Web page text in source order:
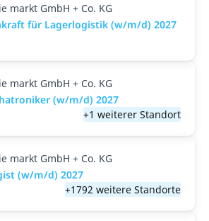
markt GmbH + Co. KG
für Lagerlogistik (w/m/d) 2027
markt GmbH + Co. KG
(w/m/d) 2027
+1 weiterer Standort
markt GmbH + Co. KG
(w/m/d) 2027
+1792 weitere Standorte